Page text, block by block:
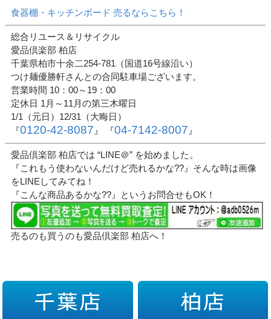
食器棚・キッチンボード 売るならこちら！
総合リユース＆リサイクル
愛品倶楽部 柏店
千葉県柏市十余二254-781（国道16号線沿い）
つけ麺優勝軒さんとの合同駐車場ございます。
営業時間 10：00～19：00
定休日 1月～11月の第三木曜日
1/1（元日）12/31（大晦日）
『0120-42-8087 』 『04-7142-8007 』
愛品倶楽部 柏店では “LINE＠” を始めました。
『これもう使わないんだけど売れるかな??』そんな時は画像
をLINEしてみてね！
『こんな商品あるかな??』というお問合せもOK！
売るのも買うのも愛品倶楽部 柏店へ！